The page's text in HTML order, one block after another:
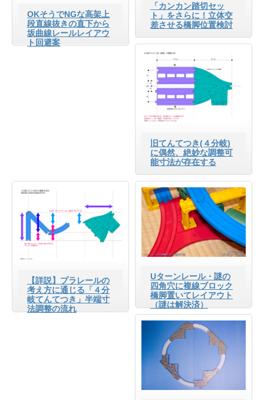
OKそうでNGな高架上
段直線抜きの直下から
坂曲線レールレイアウ
ト回避案
「カンカン踏切セッ
ト」をさらに！立体交
差させる橋脚位置検討
旧てんてつき(４分岐)
に偶然、絶妙な調整可
能寸法が存在する
【詳説】プラレールの
考え方に通じる「４分
岐てんてつき」半端寸
法調整の流れ
Uターンレール・謎の
四角穴に複線ブロック
橋脚置いてレイアウト
（謎は解決済）